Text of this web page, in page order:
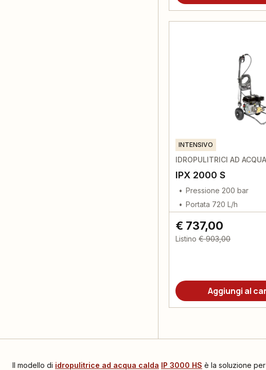
INTENSIVO
IDROPULITRICI AD
IPX 2000 S
Pressione 200 bar
Portata 720 L/h
€ 737,00
Listino € 903,00
Aggiungi al
Il modello di idropulitrice ad acqua calda IP 3000 HS è la soluzione